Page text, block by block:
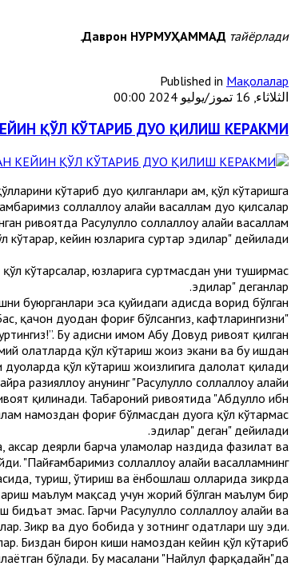
Даврон НУРМУҲАММАД тайёрлади.
Published in Мақолалар
الثلاثاء, 16 تموز/يوليو 2024 00:00
ҚЎЛ КЎТАРИБ ДУО ҚИЛИШ КЕРАКМИ?
кўтариб дуо қилганлари ҳам, қўл кўтаришга
соллаллоҳу алайҳи васаллам дуо қилсалар
ривоятда Расулуллоҳ соллаллоҳу алайҳи васаллам
кўтарар, кейин юзларига суртар эдилар" дейилади.
қўл кўтарсалар, юзларига суртмасдан уни туширмас
эдилар" деганлар.
буюрганлари эса қуйидаги ҳадисда ворид бўлган.
қачон дуодан фориғ бўлсангиз, кафтларингизни
Бу ҳадисни имом Абу Довуд ривоят қилган.
ҳолатларда қўл кўтариш жоиз экани ва бу ишдан
қўл кўтариш жоизлигига далолат қилади.
анҳунинг "Расулуллоҳ соллаллоҳу алайҳи
қилинади. Табароний ривоятида "Абдуллоҳ ибн
намоздан фориғ бўлмасдан дуога қўл кўтармас
эдилар" деган" дейилади.
аксар деярли барча уламолар наздида фазилат ва
"Пайғамбаримиз соллаллоҳу алайҳи васалламнинг
туриш, ўтириш ва ёнбошлаш ҳолларида зикрда
маълум мақсад учун жорий бўлган маълум бир
эмас. Гарчи Расулуллоҳ соллаллоҳу алайҳи ва
Зикр ва дуо бобида у зотнинг одатлари шу эди.
Биздан бирон киши намоздан кейин қўл кўтариб
бўлади. Бу масалани "Найлул фарқадайн"да